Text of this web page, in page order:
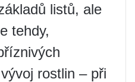
listů, ale
tehdy,
rostlin – při